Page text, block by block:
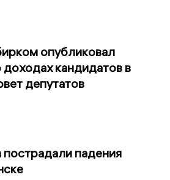
опубликовал
кандидатов в
депутатов
пострадали падения